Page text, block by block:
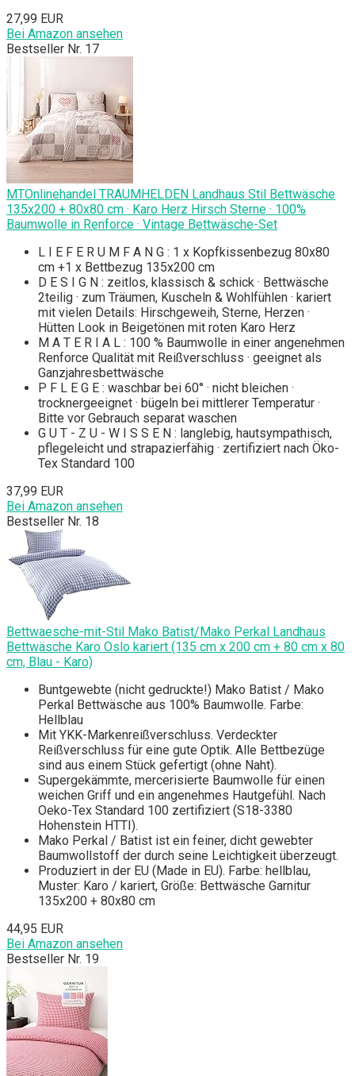
27,99 EUR
Bei Amazon ansehen
Bestseller Nr. 17
MTOnlinehandel TRAUMHELDEN Landhaus Stil Bettwäsche
135x200 + 80x80 cm · Karo Herz Hirsch Sterne · 100%
Baumwolle in Renforce · Vintage Bettwäsche-Set
L I E F E R U M F A N G : 1 x Kopfkissenbezug 80x80
cm +1 x Bettbezug 135x200 cm
D E S I G N : zeitlos, klassisch & schick · Bettwäsche
2teilig · zum Träumen, Kuscheln & Wohlfühlen · kariert
mit vielen Details: Hirschgeweih, Sterne, Herzen ·
Hütten Look in Beigetönen mit roten Karo Herz
M A T E R I A L : 100 % Baumwolle in einer angenehmen
Renforce Qualität mit Reißverschluss · geeignet als
Ganzjahresbettwäsche
P F L E G E : waschbar bei 60° · nicht bleichen ·
trocknergeeignet · bügeln bei mittlerer Temperatur ·
Bitte vor Gebrauch separat waschen
G U T - Z U - W I S S E N : langlebig, hautsympathisch,
pflegeleicht und strapazierfähig · zertifiziert nach Öko-
Tex Standard 100
37,99 EUR
Bei Amazon ansehen
Bestseller Nr. 18
Bettwaesche-mit-Stil Mako Batist/Mako Perkal Landhaus
Bettwäsche Karo Oslo kariert (135 cm x 200 cm + 80 cm x 80
cm, Blau - Karo)
Buntgewebte (nicht gedruckte!) Mako Batist / Mako
Perkal Bettwäsche aus 100% Baumwolle. Farbe:
Hellblau
Mit YKK-Markenreißverschluss. Verdeckter
Reißverschluss für eine gute Optik. Alle Bettbezüge
sind aus einem Stück gefertigt (ohne Naht).
Supergekämmte, mercerisierte Baumwolle für einen
weichen Griff und ein angenehmes Hautgefühl. Nach
Oeko-Tex Standard 100 zertifiziert (S18-3380
Hohenstein HTTI).
Mako Perkal / Batist ist ein feiner, dicht gewebter
Baumwollstoff der durch seine Leichtigkeit überzeugt.
Produziert in der EU (Made in EU). Farbe: hellblau,
Muster: Karo / kariert, Größe: Bettwäsche Garnitur
135x200 + 80x80 cm
44,95 EUR
Bei Amazon ansehen
Bestseller Nr. 19